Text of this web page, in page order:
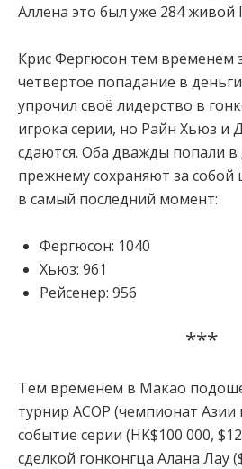
Аллена это был уже 284 живой
Крис Фергюсон тем временем
четвёртое попадание в
упрочил своё лидерство в
игрока серии, но Райн Хьюз и
сдаются. Оба дважды попали в
прежнему сохраняют за собой
в самый последний момент:
Фергюсон: 1040
Хьюз: 961
Рейсенер: 956
***
Тем временем в Макао
турнир АСОР (чемпионат Азии
событие серии (HK$100 000,
сделкой гонконгца Алана Лау